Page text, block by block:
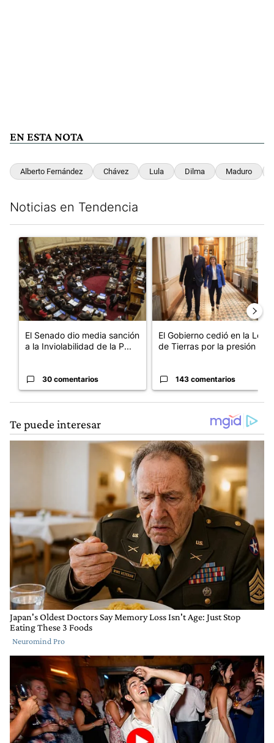
EN ESTA NOTA
Alberto Fernández Chávez Lula Dilma Maduro
Noticias en Tendencia
Un artículo de tendencia con el título "El Senado dio media
El Senado dio media sanción
a la Inviolabilidad de la P...
30 comentarios
Un artículo de tendencia
El Gobierno cedió en la Ley
de Tierras por la presión d...
143 comentarios